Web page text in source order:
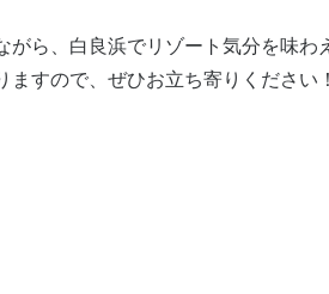
がら、白良浜でリゾート気分を味わ
ますので、ぜひお立ち寄りください！